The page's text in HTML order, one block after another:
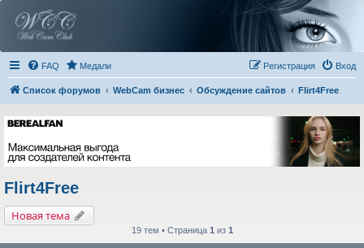
FAQ Медали Вход
Регистрация
Список форумов WebCam бизнес Обсуждение сайтов Flirt4Free
Flirt4Free
Новая тема
19 тем • Страница 1 из 1